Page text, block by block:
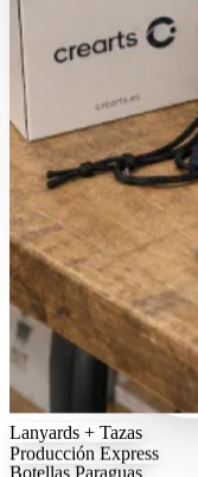
Lanyards + Tazas
Producción Express